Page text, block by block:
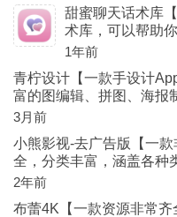
甜蜜聊天话术库
术库，可以帮助
1年前
青柠设计【一款手设计
富的图编辑、拼图、海报
3月前
小熊影视-去广告版【一
全，分类丰富，涵盖各种
2年前
布蕾4K【一款资源非常